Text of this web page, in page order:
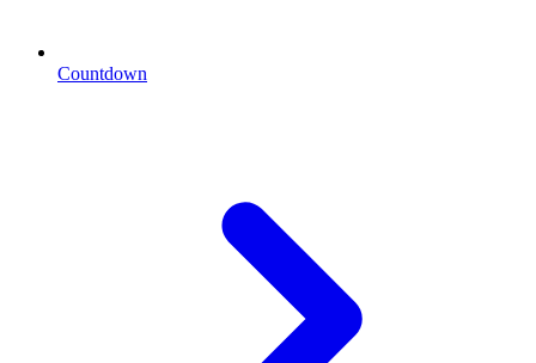
Countdown